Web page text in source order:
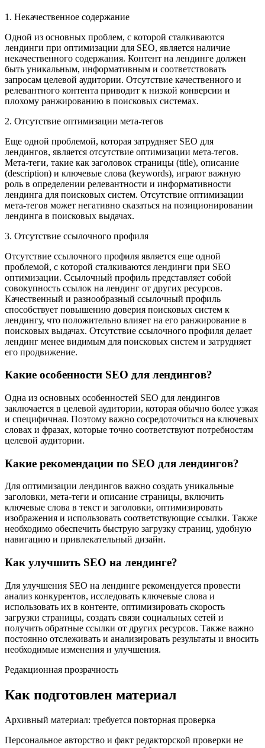
1. Некачественное содержание
Одной из основных проблем, с которой сталкиваются
лендинги при оптимизации для SEO, является наличие
некачественного содержания. Контент на лендинге должен
быть уникальным, информативным и соответствовать
запросам целевой аудитории. Отсутствие качественного и
релевантного контента приводит к низкой конверсии и
плохому ранжированию в поисковых системах.
2. Отсутствие оптимизации мета-тегов
Еще одной проблемой, которая затрудняет SEO для
лендингов, является отсутствие оптимизации мета-тегов.
Мета-теги, такие как заголовок страницы (title), описание
(description) и ключевые слова (keywords), играют важную
роль в определении релевантности и информативности
лендинга для поисковых систем. Отсутствие оптимизации
мета-тегов может негативно сказаться на позиционировании
лендинга в поисковых выдачах.
3. Отсутствие ссылочного профиля
Отсутствие ссылочного профиля является еще одной
проблемой, с которой сталкиваются лендинги при SEO
оптимизации. Ссылочный профиль представляет собой
совокупность ссылок на лендинг от других ресурсов.
Качественный и разнообразный ссылочный профиль
способствует повышению доверия поисковых систем к
лендингу, что положительно влияет на его ранжирование в
поисковых выдачах. Отсутствие ссылочного профиля делает
лендинг менее видимым для поисковых систем и затрудняет
его продвижение.
Какие особенности SEO для лендингов?
Одна из основных особенностей SEO для лендингов
заключается в целевой аудитории, которая обычно более узкая
и специфичная. Поэтому важно сосредоточиться на ключевых
словах и фразах, которые точно соответствуют потребностям
целевой аудитории.
Какие рекомендации по SEO для лендингов?
Для оптимизации лендингов важно создать уникальные
заголовки, мета-теги и описание страницы, включить
ключевые слова в текст и заголовки, оптимизировать
изображения и использовать соответствующие ссылки. Также
необходимо обеспечить быструю загрузку страниц, удобную
навигацию и привлекательный дизайн.
Как улучшить SEO на лендинге?
Для улучшения SEO на лендинге рекомендуется провести
анализ конкурентов, исследовать ключевые слова и
использовать их в контенте, оптимизировать скорость
загрузки страницы, создать связи социальных сетей и
получить обратные ссылки от других ресурсов. Также важно
постоянно отслеживать и анализировать результаты и вносить
необходимые изменения и улучшения.
Редакционная прозрачность
Как подготовлен материал
Архивный материал: требуется повторная проверка
Персональное авторство и факт редакторской проверки не